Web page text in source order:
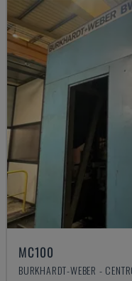
MC100
BURKHARDT-WEBER -